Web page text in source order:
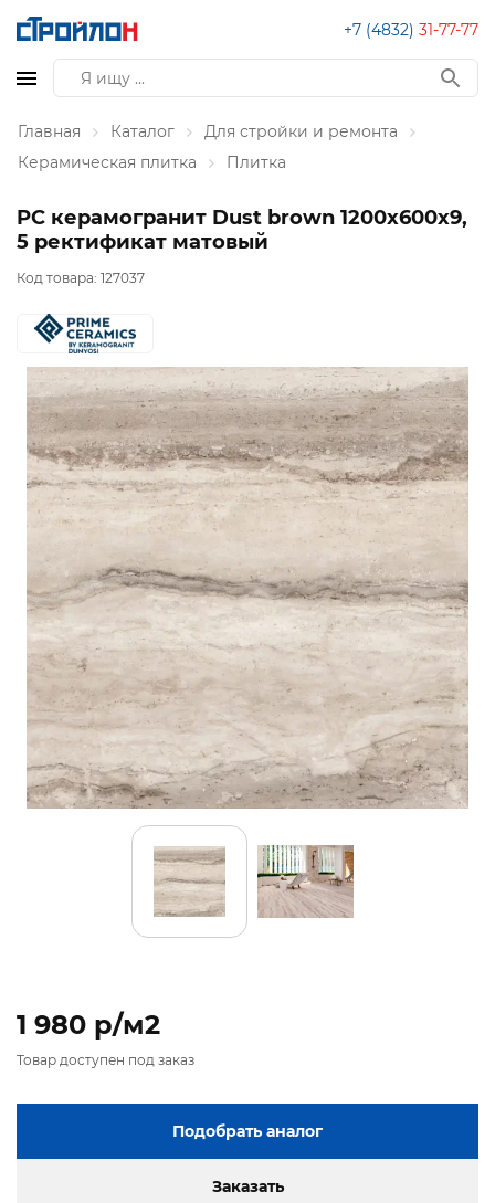
+7 (4832) 31-77-77
Главная Каталог
Для стройки и ремонта
Керамическая плитка
Плитка
PC керамогранит Dust brown 1200х600х9,
5 ректификат матовый
Код товара: 127037
1 980 p/м2
Товар доступен под заказ
Подобрать аналог
Заказать